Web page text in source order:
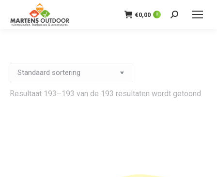
€0,00 0 Zoeken:
Resultaat 193–193 van de 193 resultaten wordt getoond